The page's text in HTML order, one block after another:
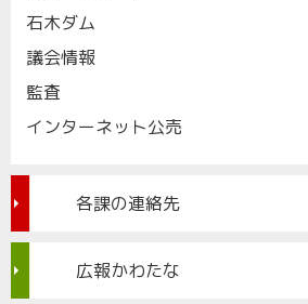
石木ダム
議会情報
監査
インターネット公売
各課の連絡先
広報かわたな